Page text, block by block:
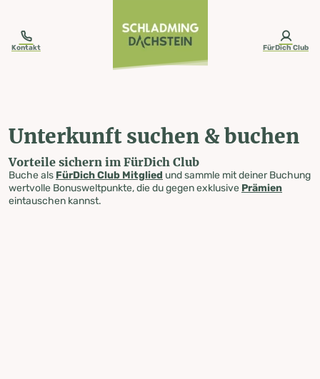
Kontakt FürDich Club
Unterkunft suchen & buchen
Vorteile sichern im FürDich Club
Buche als FürDich Club Mitglied und sammle mit deiner Buchung
wertvolle Bonusweltpunkte, die du gegen exklusive Prämien
eintauschen kannst.